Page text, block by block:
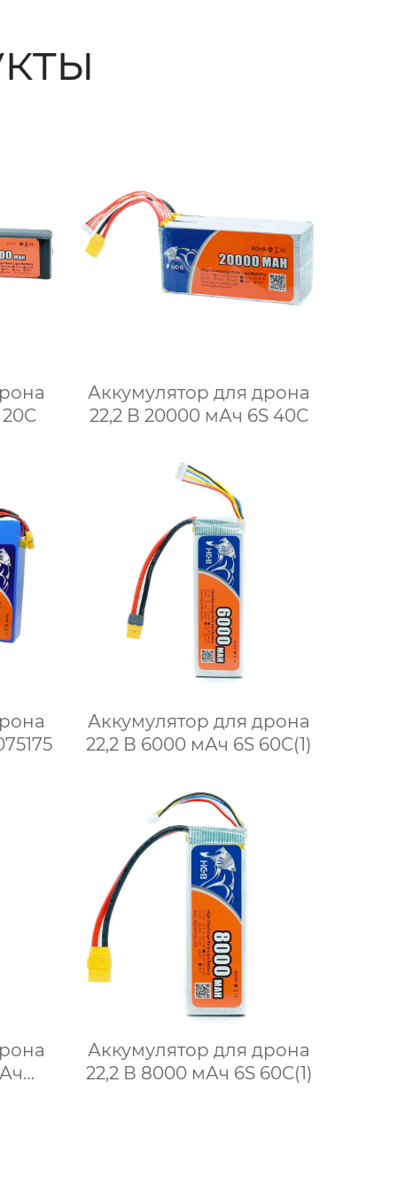
Аккумулятор для дрона
22,2 В 20000 мАч 6S 40C
Аккумулятор для дрона
22,2 В 6000 мАч 6S 60C(1)
Аккумулятор для дрона
22,2 В 8000 мАч 6S 60C(1)